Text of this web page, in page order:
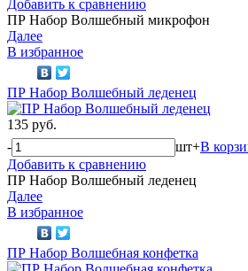
Добавить к сравнению
ПР Набор Волшебный микрофон
Далее
В избранное
ПР Набор Волшебный леденец
135 руб.
-
шт+В
Добавить к сравнению
ПР Набор Волшебный леденец
Далее
В избранное
ПР Набор Волшебная конфетка